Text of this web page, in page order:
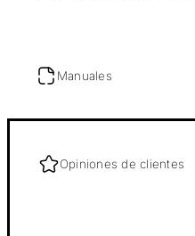
Manuales
Opiniones de clientes